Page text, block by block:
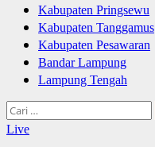
Kabupaten Pringsewu
Kabupaten Tanggamus
Kabupaten Pesawaran
Bandar Lampung
Lampung Tengah
Cari
untuk:
Live